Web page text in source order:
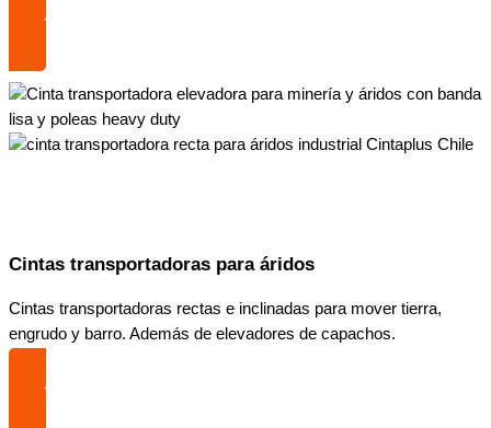
COTIZA
Cintas transportadoras para áridos
Cintas transportadoras rectas e inclinadas para mover tierra,
engrudo y barro. Además de elevadores de capachos.
COTIZA